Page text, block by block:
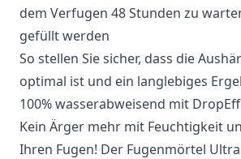
dem Verfugen 48 Stunden zu
gefüllt werden
So stellen Sie sicher, dass die
optimal ist und ein langlebiges
100% wasserabweisend mit
Kein Ärger mehr mit Feuchtigkeit
Ihren Fugen! Der Fugenmörtel